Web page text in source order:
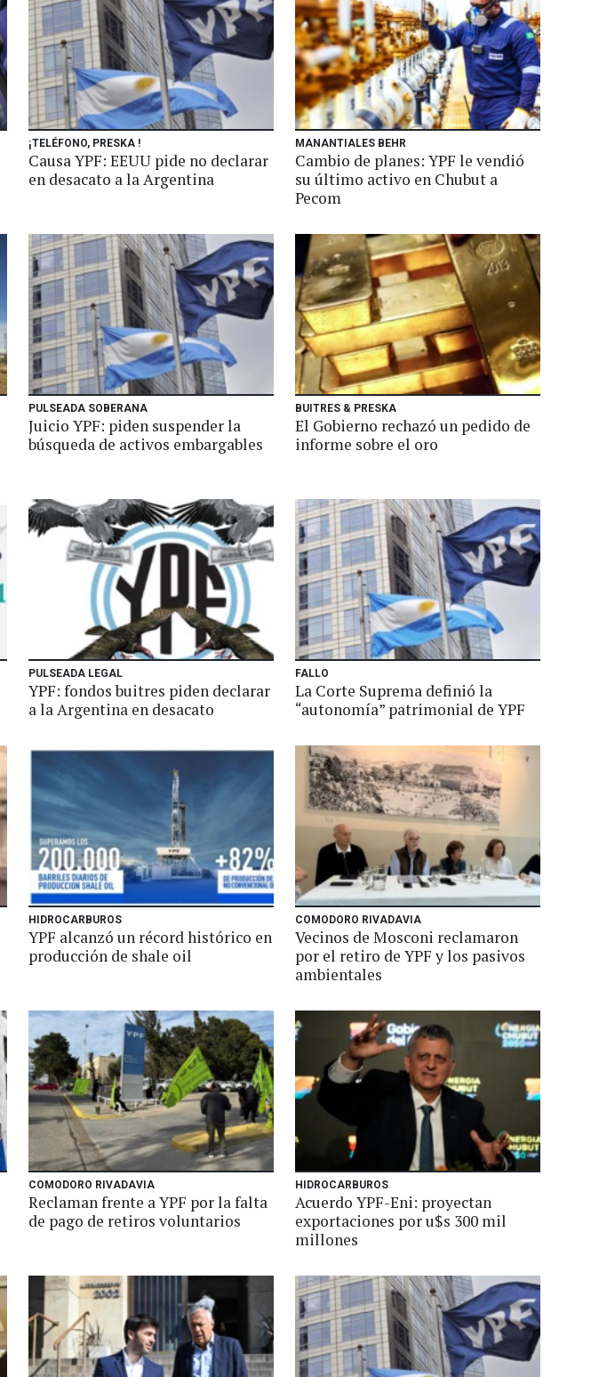
¡TELÉFONO, PRESKA !
Causa YPF: EEUU pide no declarar
en desacato a la Argentina
MANANTIALES BEHR
Cambio de planes: YPF le vendió
su último activo en Chubut a
Pecom
PULSEADA SOBERANA
Juicio YPF: piden suspender la
búsqueda de activos embargables
BUITRES & PRESKA
El Gobierno rechazó un pedido de
informe sobre el oro
PULSEADA LEGAL
YPF: fondos buitres piden declarar
a la Argentina en desacato
FALLO
La Corte Suprema definió la
“autonomía” patrimonial de YPF
HIDROCARBUROS
YPF alcanzó un récord histórico en
producción de shale oil
COMODORO RIVADAVIA
Vecinos de Mosconi reclamaron
por el retiro de YPF y los pasivos
ambientales
COMODORO RIVADAVIA
Reclaman frente a YPF por la falta
de pago de retiros voluntarios
HIDROCARBUROS
Acuerdo YPF-Eni: proyectan
exportaciones por u$s 300 mil
millones